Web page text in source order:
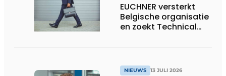
EUCHNER versterkt
Belgische organisatie
en zoekt Technical
NIEUWS 13 JULI 2026